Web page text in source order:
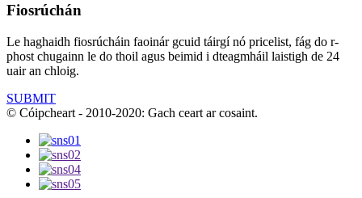
Fiosrúchán
Le haghaidh fiosrúcháin faoinár gcuid táirgí nó pricelist, fág do r-
phost chugainn le do thoil agus beimid i dteagmháil laistigh de 24
uair an chloig.
SUBMIT
© Cóipcheart - 2010-2020: Gach ceart ar cosaint.